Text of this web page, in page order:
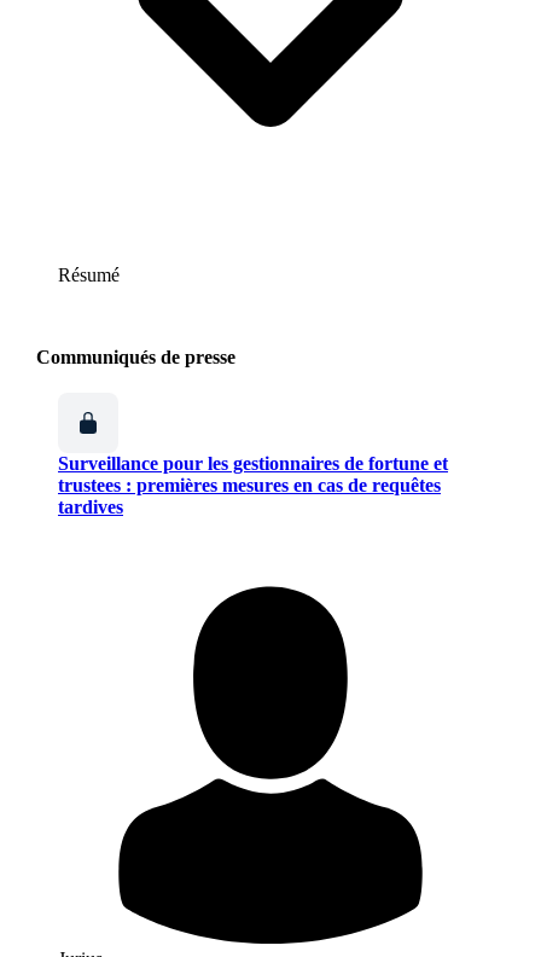
Résumé
Communiqués de presse
Surveillance pour les gestionnaires de fortune et
trustees : premières mesures en cas de requêtes
tardives